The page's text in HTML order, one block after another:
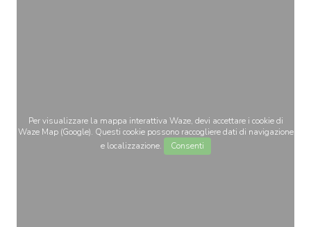
Per visualizzare la mappa interattiva Waze, devi accettare i cookie di
Waze Map (Google). Questi cookie possono raccogliere dati di navigazione
e localizzazione.
Consenti